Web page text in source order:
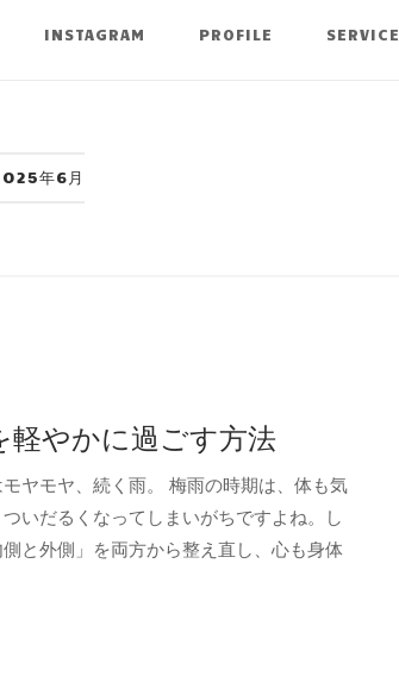
INSTAGRAM PROFILE SERVICE
年6月
軽やかに過ごす方法
ヤモヤ、続く雨。 梅雨の時期は、体も気
いだるくなってしまいがちですよね。し
と外側」を両方から整え直し、心も身体